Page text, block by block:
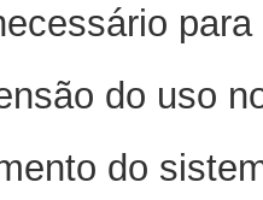
do uso
do